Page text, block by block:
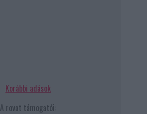
Korábbi adások
A rovat támogatói: